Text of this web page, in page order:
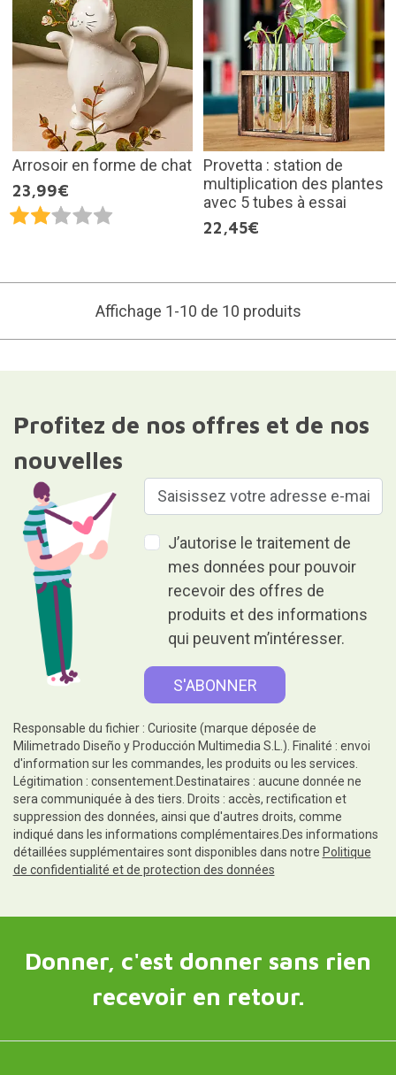
Arrosoir en forme de chat
23,99€
Provetta : station de
multiplication des plantes
avec 5 tubes à essai
22,45€
Affichage 1-10 de 10 produits
Profitez de nos offres et de nos
nouvelles
J’autorise le traitement de
mes données pour pouvoir
recevoir des offres de
produits et des informations
qui peuvent m’intéresser.
Responsable du fichier : Curiosite (marque déposée de
Milimetrado Diseño y Producción Multimedia S.L.). Finalité : envoi
d'information sur les commandes, les produits ou les services.
Légitimation : consentement.Destinataires : aucune donnée ne
sera communiquée à des tiers. Droits : accès, rectification et
suppression des données, ainsi que d'autres droits, comme
indiqué dans les informations complémentaires.Des informations
détaillées supplémentaires sont disponibles dans notre Politique
de confidentialité et de protection des données
Donner, c'est donner sans rien
recevoir en retour.